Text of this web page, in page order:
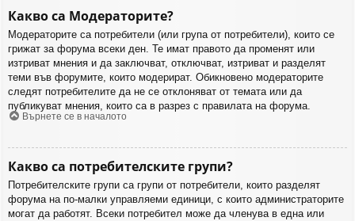
Какво са Модераторите?
Модераторите са потребители (или група от потребители), които се
грижат за форума всеки ден. Те имат правото да променят или
изтриват мнения и да заключват, отключват, изтриват и разделят
теми във форумите, които модерират. Обикновено модераторите
следят потребителите да не се отклоняват от темата или да
публикуват мнения, които са в разрез с правилата на форума.
Върнете се в началото
Какво са потребителските групи?
Потребителските групи са групи от потребители, които разделят
форума на по-малки управляеми единици, с които администраторите
могат да работят. Всеки потребител може да членува в една или